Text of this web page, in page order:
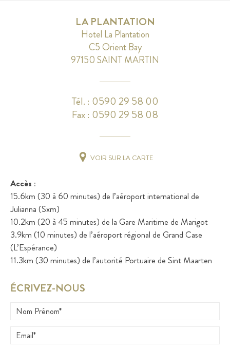
LA PLANTATION
Hotel La Plantation
C5 Orient Bay
97150 SAINT MARTIN
Tél. : 0590 29 58 00
Fax : 0590 29 58 08
VOIR SUR LA CARTE
Accès :
15.6km (30 à 60 minutes) de l’aéroport international de
Julianna (Sxm)
10.2km (20 à 45 minutes) de la Gare Maritime de Marigot
3.9km (10 minutes) de l’aéroport régional de Grand Case
(L’Espérance)
11.3km (30 minutes) de l’autorité Portuaire de Sint Maarten
ÉCRIVEZ-NOUS